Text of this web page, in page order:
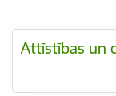
Attīstības un